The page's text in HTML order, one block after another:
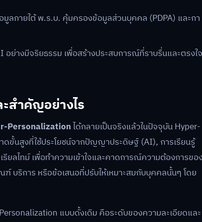
ลภายใต้ พ.ร.บ. คุ้มครองข้อมูลส่วนบุคคล (PDPA) และกา
ย่างมีจริยธรรม เพื่อสร้างประสบการณ์ที่ราบรื่นและตรงใ
สำคัญอย่างไร
Personalizationได้กลายเป็นจริงแล้วในปัจจุบัน Hyper-
ขั้นสูงที่ใช้ประโยชน์จากปัญญาประดิษฐ์ (AI), การเรียนรู้
ยลไทม์ เพื่อทำความเข้าใจและคาดการณ์ความต้องการขอ
บริการ หรือข้อเสนอที่ปรับให้เหมาะสมกับบุคคลนั้นๆ โดย
แบบดั้งเดิม คือระดับของความละเอียดและ